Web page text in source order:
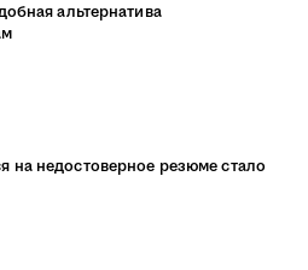
альтернатива
на недостоверное резюме стало